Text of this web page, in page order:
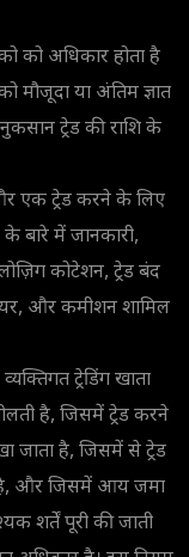
को अधिकार होता है
मौजूदा या अंतिम ज्ञात
ट्रेड की राशि के
एक ट्रेड करने के लिए
बारे में जानकारी,
कोटेशन, ट्रेड बंद
और कमीशन शामिल
ट्रेडिंग खाता
है, जिसमें ट्रेड करने
जाता है, जिसमें से ट्रेड
है, और जिसमें आय जमा
शर्तें पूरी की जाती